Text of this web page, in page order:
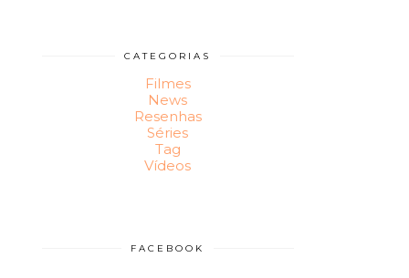
CATEGORIAS
Filmes
News
Resenhas
Séries
Tag
Vídeos
FACEBOOK